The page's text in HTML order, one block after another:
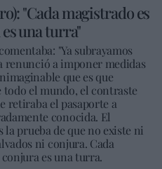
"Cada magistrado es
una turra"
"Ya subrayamos
renunció a imponer medidas
que es que
el mundo, el contraste
retiraba el pasaporte a
conocida. El
la prueba de que no existe ni
ni conjura. Cada
es una turra.